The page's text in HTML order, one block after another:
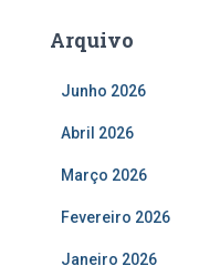
Arquivo
Junho 2026
Abril 2026
Março 2026
Fevereiro 2026
Janeiro 2026